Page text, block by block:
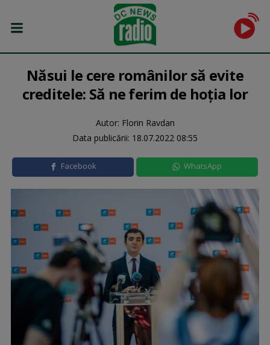
Năsui le cere românilor să evite
creditele: Să ne ferim de hoţia lor
Autor: Florin Ravdan
Data publicării: 18.07.2022 08:55
Facebook WhatsApp